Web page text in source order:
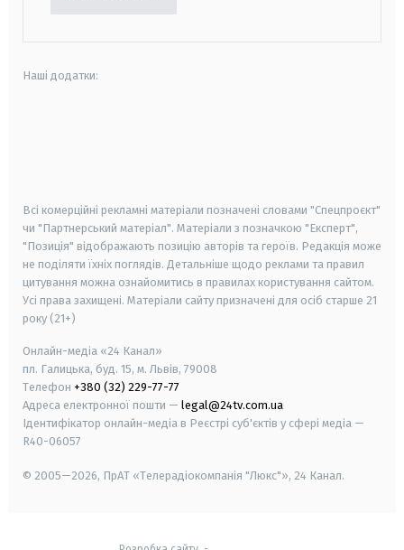
Наші додатки:
Всі комерційні рекламні матеріали позначені словами "Спецпроєкт"
чи "Партнерський матеріал". Матеріали з позначкою "Експерт",
"Позиція" відображають позицію авторів та героїв. Редакція може
не поділяти їхніх поглядів. Детальніше щодо реклами та правил
цитування можна ознайомитись в правилах користування сайтом.
Усі права захищені. Матеріали сайту призначені для осіб старше 21
року (21+)
Онлайн-медіа «24 Канал»
пл. Галицька, буд. 15, м. Львів, 79008
Телефон +380 (32) 229-77-77
Адреса електронної пошти — legal@24tv.com.ua
Ідентифікатор онлайн-медіа в Реєстрі суб'єктів у сфері медіа —
R40-06057
© 2005—2026, ПрАТ «Телерадіокомпанія "Люкс"», 24 Канал.